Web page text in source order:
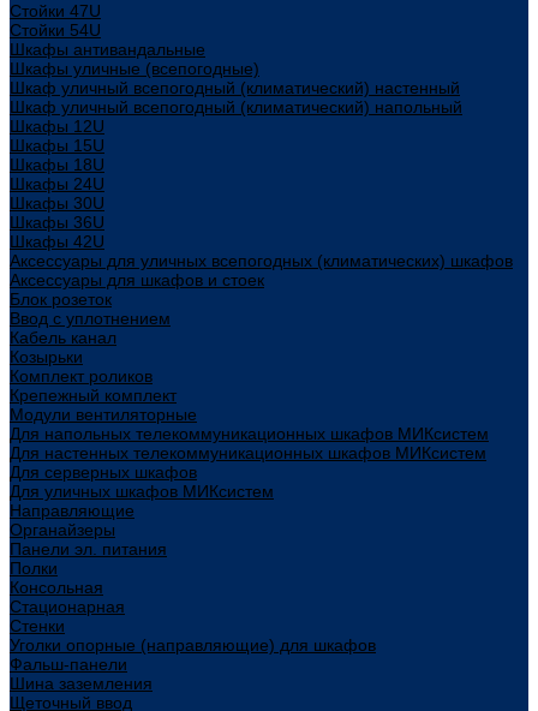
Стойки 47U
Стойки 54U
Шкафы антивандальные
Шкафы уличные (всепогодные)
Шкаф уличный всепогодный (климатический) настенный
Шкаф уличный всепогодный (климатический) напольный
Шкафы 12U
Шкафы 15U
Шкафы 18U
Шкафы 24U
Шкафы 30U
Шкафы 36U
Шкафы 42U
Аксессуары для уличных всепогодных (климатических) шкафов
Аксессуары для шкафов и стоек
Блок розеток
Ввод с уплотнением
Кабель канал
Козырьки
Комплект роликов
Крепежный комплект
Модули вентиляторные
Для напольных телекоммуникационных шкафов МИКсистем
Для настенных телекоммуникационных шкафов МИКсистем
Для серверных шкафов
Для уличных шкафов МИКсистем
Направляющие
Органайзеры
Панели эл. питания
Полки
Консольная
Стационарная
Стенки
Уголки опорные (направляющие) для шкафов
Фальш-панели
Шина заземления
Щеточный ввод